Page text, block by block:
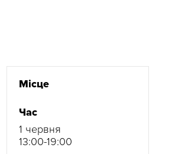
Місце
Час
1 червня
13:00-19:00